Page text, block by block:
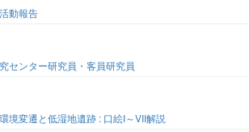
動報告
センター研究員・客員研究員
境変遷と低湿地遺跡 : 口絵I～VII解説